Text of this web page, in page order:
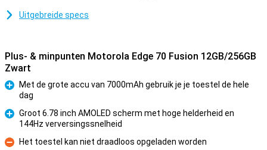
Uitgebreide specs
Plus- & minpunten Motorola Edge 70 Fusion 12GB/256GB
Zwart
Pluspunt
Met de grote accu van 7000mAh gebruik je je toestel de hele
dag
Pluspunt
Groot 6.78 inch AMOLED scherm met hoge helderheid en
144Hz verversingssnelheid
Het toestel kan niet draadloos opgeladen worden